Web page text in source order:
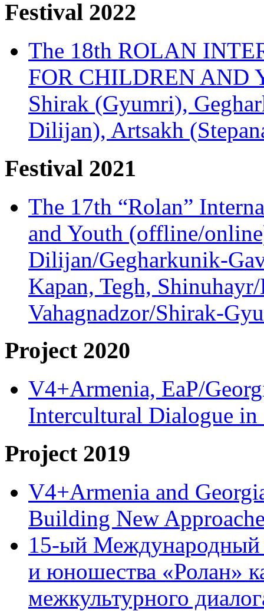
Festival 2022
The 18th ROLAN
FOR CHILDREN AND
Shirak (Gyumri),
Dilijan), Artsakh
Festival 2021
The 17th “Rolan”
and Youth (offline/
Dilijan/Gegharkunik-
Kapan, Tegh,
Vahagnadzor/Shirak-
Project 2020
V4+Armenia, EaP/
Intercultural Dialogue
Project 2019
V4+Armenia and
Building New
15-ый Международный
и юношества «Ролан»
межкультурного